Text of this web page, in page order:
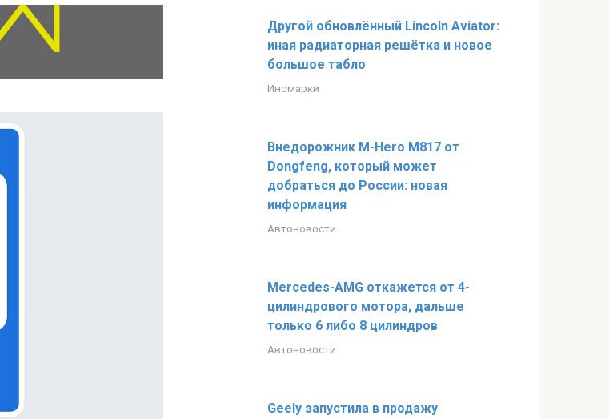
Другой обновлённый Lincoln Aviator:
иная радиаторная решётка и новое
большое табло
Иномарки
Внедорожник M-Hero M817 от
Dongfeng, который может
добраться до России: новая
информация
Автоновости
Mercedes-AMG откажется от 4-
цилиндрового мотора, дальше
только 6 либо 8 цилиндров
Автоновости
Geely запустила в продажу